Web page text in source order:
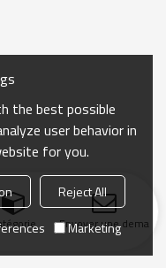
Envoyer une
the best possible
user behavior in
for you.
Reject All
Marketing